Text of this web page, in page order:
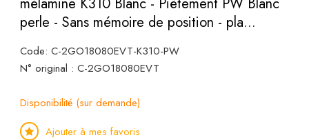
perle - Sans mémoire de position - pla...
Code: C-2GO18080EVT-K310-PW
N° original : C-2GO18080EVT
Disponibilité (sur demande)
Ajouter à mes favoris